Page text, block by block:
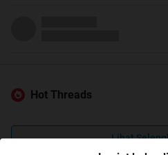
Hot Threads
Lihat